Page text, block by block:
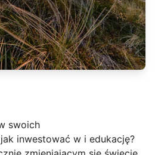
swoich
inwestować w i edukację?